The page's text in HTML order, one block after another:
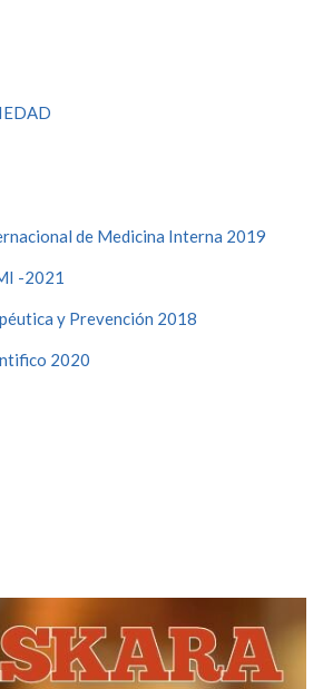
de Medicina Interna 2019
-2021
y Prevención 2018
2020